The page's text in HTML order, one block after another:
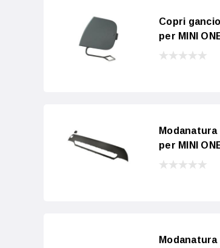
Copri
per MINI
per MINI